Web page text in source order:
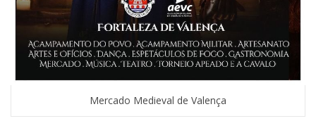
Mercado Medieval de Valença